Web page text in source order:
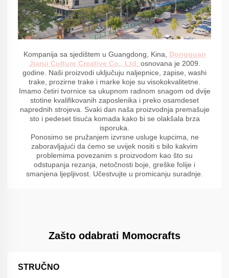
Kompanija sa sjedištem u Guangdong, Kina, Dongguan
Jiarui Culture Creative Co., Ltd. osnovana je 2009.
godine. Naši proizvodi uključuju naljepnice, zapise, washi
trake, prozirne trake i marke koje su visokokvalitetne.
Imamo četiri tvornice sa ukupnom radnom snagom od dvije
stotine kvalifikovanih zaposlenika i preko osamdeset
naprednih strojeva. Svaki dan naša proizvodnja premašuje
sto i pedeset tisuća komada kako bi se olakšala brza
isporuka.
Ponosimo se pružanjem izvrsne usluge kupcima, ne
zaboravljajući da ćemo se uvijek nositi s bilo kakvim
problemima povezanim s proizvodom kao što su
odstupanja rezanja, netočnosti boje, greške folije i
smanjena ljepljivost. Učestvujte u promicanju suradnje.
Zašto odabrati Momocrafts
STRUČNO